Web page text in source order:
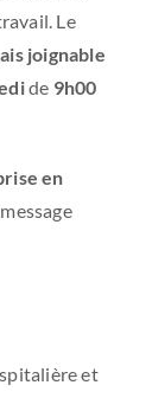
Le
joignable
de 9h00
en
et